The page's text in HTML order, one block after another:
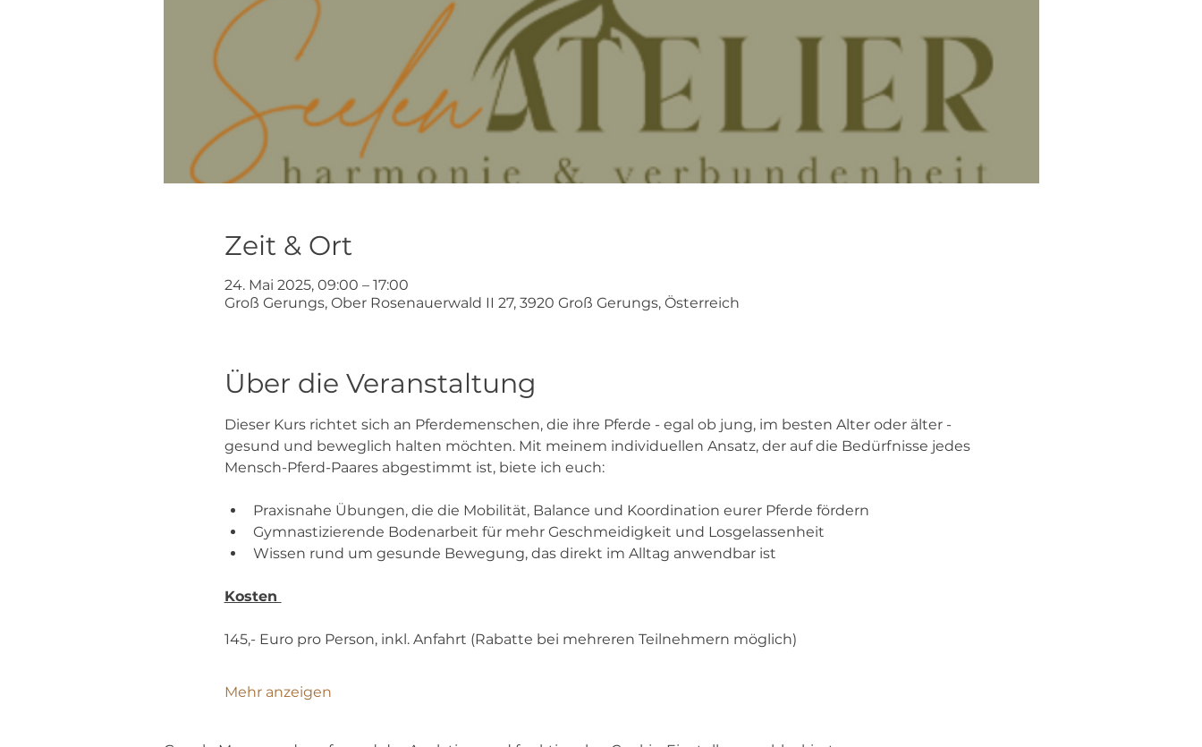
Zeit & Ort
24. Mai 2025, 09:00 – 17:00
Groß Gerungs, Ober Rosenauerwald II 27, 3920 Groß Gerungs, Österreich
Über die Veranstaltung
Dieser Kurs richtet sich an Pferdemenschen, die ihre Pferde - egal ob jung, im besten Alter oder älter -
gesund und beweglich halten möchten. Mit meinem individuellen Ansatz, der auf die Bedürfnisse jedes
Mensch-Pferd-Paares abgestimmt ist, biete ich euch:
Praxisnahe Übungen, die die Mobilität, Balance und Koordination eurer Pferde fördern
Gymnastizierende Bodenarbeit für mehr Geschmeidigkeit und Losgelassenheit
Wissen rund um gesunde Bewegung, das direkt im Alltag anwendbar ist
Kosten
145,- Euro pro Person, inkl. Anfahrt (Rabatte bei mehreren Teilnehmern möglich)
Mehr anzeigen